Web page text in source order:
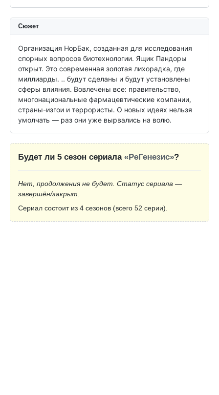
Сюжет
Организация НорБак, созданная для исследования
спорных вопросов биотехнологии. Ящик Пандоры
открыт. Это современная золотая лихорадка, где
миллиарды. .. будут сделаны и будут установлены
сферы влияния. Вовлечены все: правительство,
многонациональные фармацевтические компании,
страны-изгои и террористы. О новых идеях нельзя
умолчать — раз они уже вырвались на волю.
Будет ли 5 сезон сериала «РеГенезис»?
Нет, продолжения не будет. Статус сериала —
завершён/закрыт.
Сериал состоит из 4 сезонов (всего 52 серии).